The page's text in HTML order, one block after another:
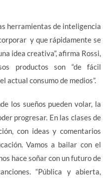
herramientas de inteligencia
y que rápidamente se
idea creativa”, afirma Rossi,
productos son “de fácil
actual consumo de medios”.
los sueños pueden volar, la
progresar. En las clases de
con ideas y comentarios
Vamos a bailar con el
hace soñar con un futuro de
“Pública y abierta,